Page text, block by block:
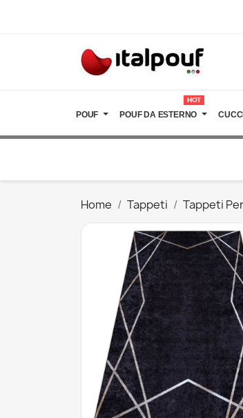
POUF POUF DA ESTERNO
HOT
Home Tappeti Tappeti